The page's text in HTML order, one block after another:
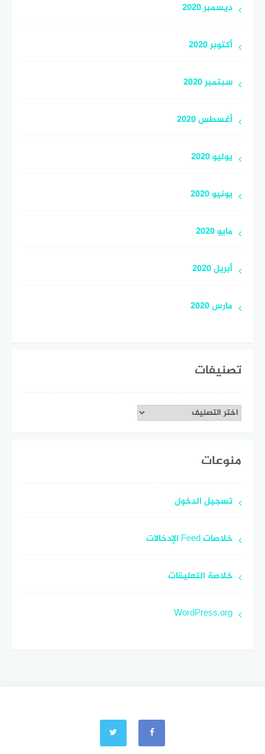
ديسمبر 2020
أكتوبر 2020
سبتمبر 2020
أغسطس 2020
يوليو 2020
يونيو 2020
مايو 2020
أبريل 2020
مارس 2020
تصنيفات
تصنيفات
منوعات
تسجيل الدخول
خلاصات Feed الإدخالات
خلاصة التعليقات
WordPress.org